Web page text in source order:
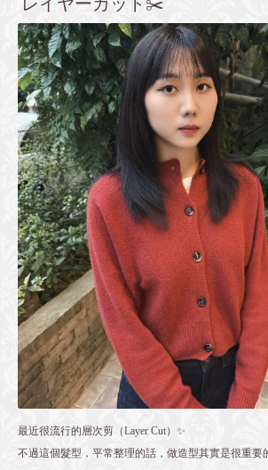
レイヤーカット✂️
最近很流行的層次剪（Layer Cut）✨
不過這個髮型，平常整理的話，做造型其實是很重要的